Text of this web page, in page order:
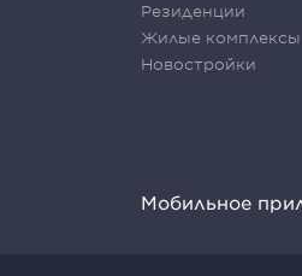
Резиденции
Жилые комплексы
Новостройки
Мобильное